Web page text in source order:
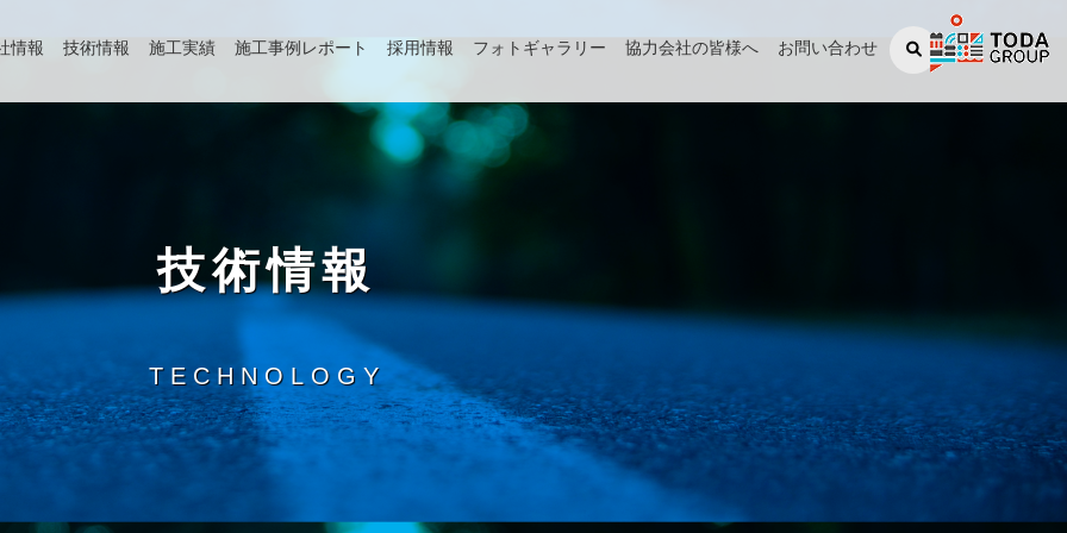
情報 技術情報 施工実績 施工事例レポート 採用情報 フォトギャラリー 協力会社の皆様へ お問い合わせ
技術情報
TECHNOLOGY